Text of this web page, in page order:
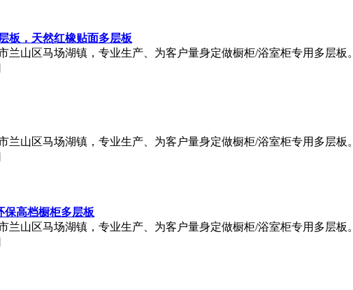
板，天然红橡贴面多层板
兰山区马场湖镇，专业生产、为客户量身定做橱柜/浴室柜专用多层
兰山区马场湖镇，专业生产、为客户量身定做橱柜/浴室柜专用多层
保高档橱柜多层板
兰山区马场湖镇，专业生产、为客户量身定做橱柜/浴室柜专用多层